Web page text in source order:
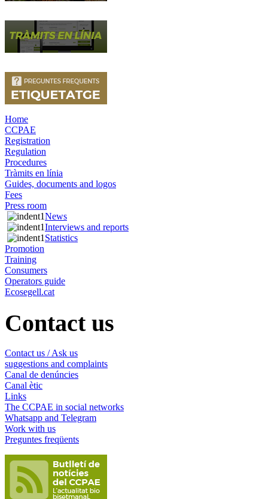
Home
CCPAE
Registration
Regulation
Procedures
Tràmits en línia
Guides, documents and logos
Fees
Press room
News
Interviews and reports
Statistics
Promotion
Training
Consumers
Operators guide
Ecosegell.cat
Contact us
Contact us / Ask us
suggestions and complaints
Canal de denúncies
Canal ètic
Links
The CCPAE in social networks
Whatsapp and Telegram
Work with us
Preguntes freqüents